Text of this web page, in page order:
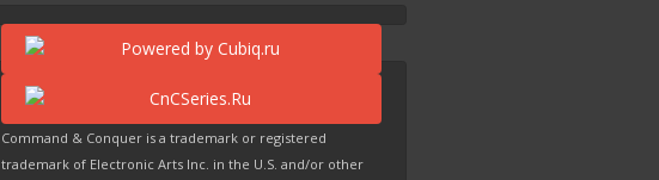
Command & Conquer is a trademark or registered
trademark of Electronic Arts Inc. in the U.S. and/or other